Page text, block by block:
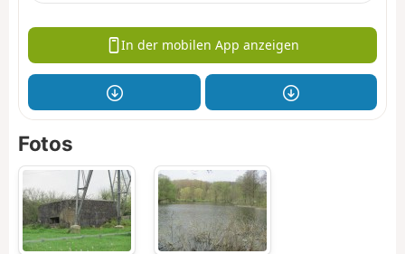
In der mobilen App anzeigen
Fotos